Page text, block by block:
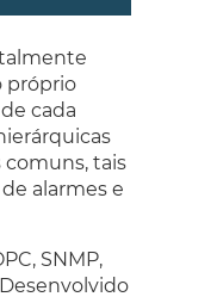
próprio
cada
comuns, tais
alarmes e
SNMP,